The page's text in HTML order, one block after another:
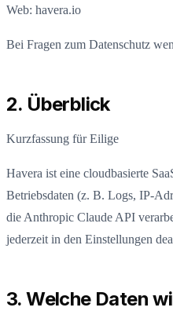
Web: havera.io
Bei Fragen zum Datenschutz
2. Überblick
Kurzfassung für Eilige
Havera ist eine cloudbasierte
Betriebsdaten (z. B. Logs, IP-
die Anthropic Claude API
jederzeit in den Einstellungen
3. Welche Daten